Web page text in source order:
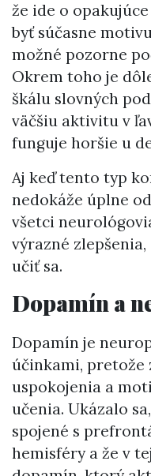
že ide o
byť súčasne
možné pozorne
Okrem toho je
škálu slovných
väčšiu aktivitu v
funguje horšie u
Aj keď tento typ
nedokáže úplne
všetci
výrazné
učiť sa.
Dopamín a
Dopamín je
účinkami, pretože
uspokojenia a
učenia. Ukázalo
spojené s
hemisféry a že v